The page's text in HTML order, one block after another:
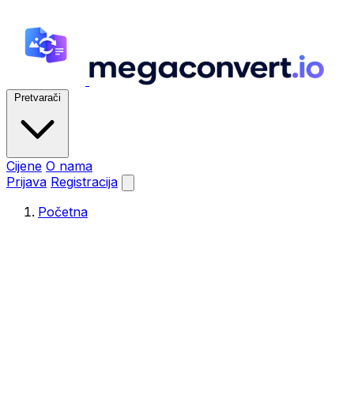
Pretvarači
Cijene O nama
Prijava Registracija
Početna